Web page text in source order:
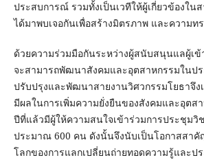
ประสบการณ์ รวมทั้งเป็นเวทีให้ผู้เกี่ยวข้องใน
ได้มาพบเจอกันเพื่อสร้างมิตรภาพ และความท
ด้วยความร่วมมือกันระหว่างผู้สนับสนุนแลผู้เ
จะสามารถพัฒนาสังคมและอุตสาหกรรมในป
ปรับปรุงและพัฒนาสายงานวิศวกรรมโยธาจึ
มีผลในการเพิ่มความยั่งยืนของสังคมและอุตส
ปีที่แล้วมีผู้ให้ความสนใจเข้าร่วมการประชุมวิ
ประมาณ 600 คน ดังนั้นจึงนับเป็นโอกาสสาคั
โลกของการแลกเปลี่ยนถ่ายทอดความรู้และ